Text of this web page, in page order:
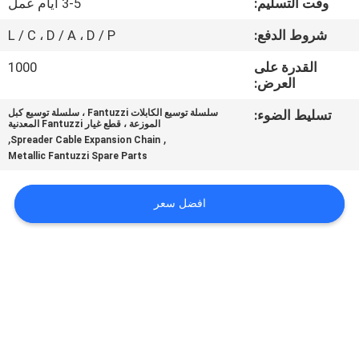
الجودة
اتصل
خريطة
وقت التسليم:
3-5 أيام عمل
شروط الدفع:
L / C ، D / A ، D / P
القدرة على
العرض:
1000
تسليط الضوء:
سلسلة توسيع الكابلات Fantuzzi ، سلسلة توسيع كبل
الموزعة ، قطع غيار Fantuzzi المعدنية
,
Spreader Cable Expansion Chain
,
Metallic Fantuzzi Spare Parts
افضل سعر